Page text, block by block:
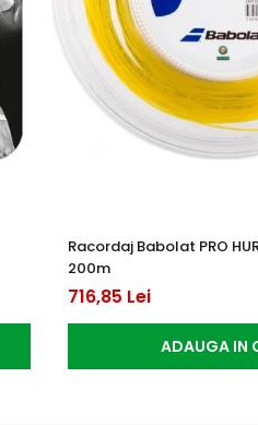
Racordaj Babolat PRO
200m
716,85 Lei
ADAUGA IN